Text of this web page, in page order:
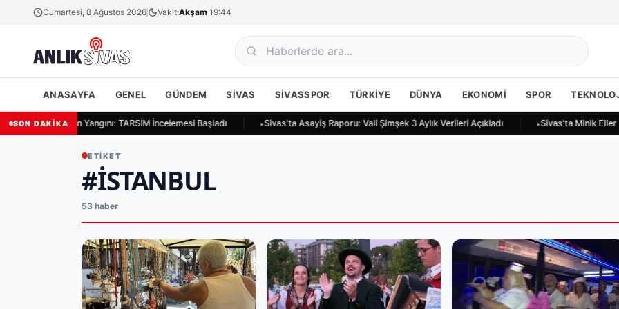
Cumartesi, 8 Ağustos 2026 Vakit:Akşam 19:44
ANASAYFA GENEL GÜNDEM SIVAS SIVASSPOR TÜRKIYE DÜNYA EKONOMI SPOR
SON DAKİKA
Ulukapı'da Ekin Yangını: TARSİM İncelemesi Başladı Sivas'ta Asayiş Raporu: Vali Şimşek 3 Aylık Verileri Açıkladı Sivas'ta Minik Eller
ETIKET
#ISTANBUL
53 haber